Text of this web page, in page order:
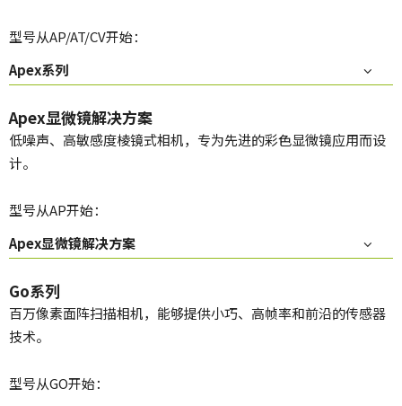
型号从AP/AT/CV开始：
Apex系列
Apex显微镜解决方案
低噪声、高敏感度棱镜式相机，专为先进的彩色显微镜应用而设
计。
型号从AP开始：
Apex显微镜解决方案
Go系列
百万像素面阵扫描相机，能够提供小巧、高帧率和前沿的传感器
技术。
型号从GO开始：